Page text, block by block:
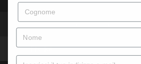
ENTRA
Cognome
nome
Mail